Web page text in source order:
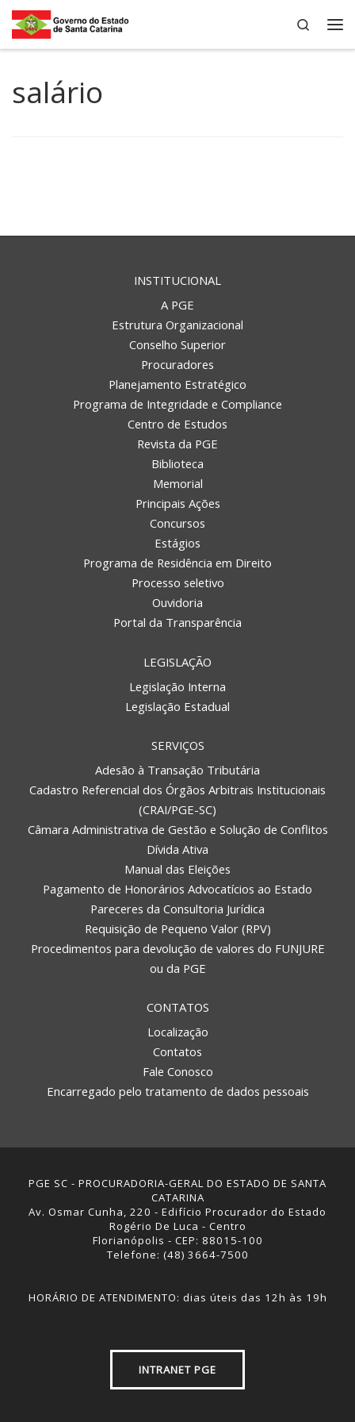
Skip to content
Search
salário
INSTITUCIONAL
A PGE
Estrutura Organizacional
Conselho Superior
Procuradores
Planejamento Estratégico
Programa de Integridade e Compliance
Centro de Estudos
Revista da PGE
Biblioteca
Memorial
Principais Ações
Concursos
Estágios
Programa de Residência em Direito
Processo seletivo
Ouvidoria
Portal da Transparência
LEGISLAÇÃO
Legislação Interna
Legislação Estadual
SERVIÇOS
Adesão à Transação Tributária
Cadastro Referencial dos Órgãos Arbitrais Institucionais
(CRAI/PGE-SC)
Câmara Administrativa de Gestão e Solução de Conflitos
Dívida Ativa
Manual das Eleições
Pagamento de Honorários Advocatícios ao Estado
Pareceres da Consultoria Jurídica
Requisição de Pequeno Valor (RPV)
Procedimentos para devolução de valores do FUNJURE
ou da PGE
CONTATOS
Localização
Contatos
Fale Conosco
Encarregado pelo tratamento de dados pessoais
PGE SC - PROCURADORIA-GERAL DO ESTADO DE SANTA
CATARINA
Av. Osmar Cunha, 220 - Edifício Procurador do Estado
Rogério De Luca - Centro
Florianópolis - CEP: 88015-100
Telefone: (48) 3664-7500
HORÁRIO DE ATENDIMENTO: dias úteis das 12h às 19h
INTRANET PGE